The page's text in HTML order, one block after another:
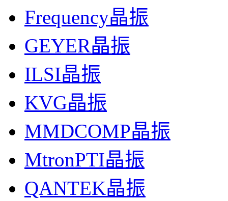
Frequency晶振
GEYER晶振
ILSI晶振
KVG晶振
MMDCOMP晶振
MtronPTI晶振
QANTEK晶振